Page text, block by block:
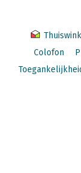
Colofon